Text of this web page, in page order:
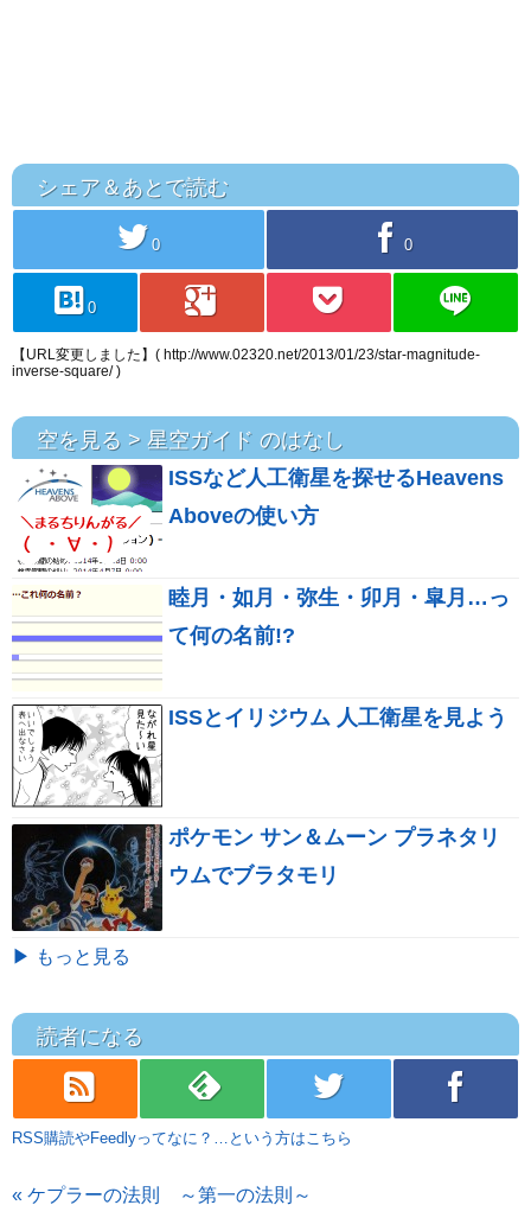
シェア＆あとで読む
twitter 0 facebook 0
hatebu 0 googleplus pocket line
【URL変更しました】( http://www.02320.net/2013/01/23/star-magnitude-
inverse-square/ )
空を見る > 星空ガイド のはなし
ISSなど人工衛星を探せるHeavens
Aboveの使い方
睦月・如月・弥生・卯月・皐月…っ
て何の名前!?
ISSとイリジウム 人工衛星を見よう
ポケモン サン＆ムーン プラネタリ
ウムでブラタモリ
▶ もっと見る
読者になる
rss feedly twitter facebook
RSS購読やFeedlyってなに？…という方はこちら
« ケプラーの法則 ～第一の法則～